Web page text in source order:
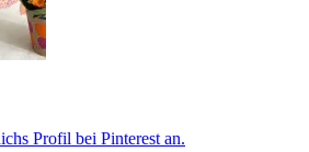
Profil bei Pinterest an.